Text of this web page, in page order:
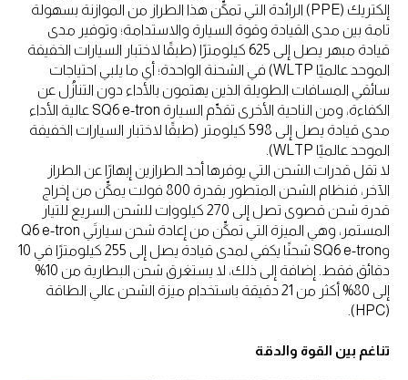
إلكتريك (PPE) الرائدة التي تمكِّن هذا الطراز من الموازنة بسهولة
تامة بين مدى القيادة وقوة السيارة والاستدامة؛ وتوفير مدى
قيادة مبهر يصل إلى 625 كيلومترًا (طبقًا لاختبار السيارات الخفيفة
الموحد عالميًا WLTP) في الشحنة الواحدة؛ أي ما يلبي احتياجات
سائقي المسافات الطويلة الذين يهتمون بالأداء دون التنازُل عن
الكفاءة، ومن الناحية الأخرى تقدِّم السيارة SQ6 e-tron عالية الأداء
مدى قيادة يصل إلى 598 كيلومتر (طبقًا لاختبار السيارات الخفيفة
الموحد عالميًا WLTP).
لا تقل قدرات الشحن التي يوفرها أحد الطرازين إبهارًا عن الطراز
الآخر، فنظام الشحن المتطور بقدرة 800 فولت يمكِّن من إخراج
قدرة شحن قصوى تصل إلى 270 كيلووات للشحن السريع للتيار
المستمر، وهي الميزة التي تمكِّن من إعادة شحن سيارتَي Q6 e-tron
وSQ6 e-tron شحنًا يكفي لمدى قيادة يصل إلى 255 كيلومترًا في 10
دقائق فقط. إضافة إلى ذلك، لا يستغرق شحن البطارية من 10%
إلى 80% أكثر من 21 دقيقة باستخدام ميزة الشحن عالي الطاقة
(HPC).
تناغم بين القوة والدقة